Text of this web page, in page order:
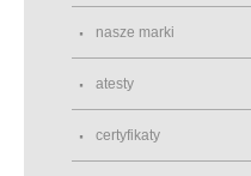
nasze marki
atesty
certyfikaty